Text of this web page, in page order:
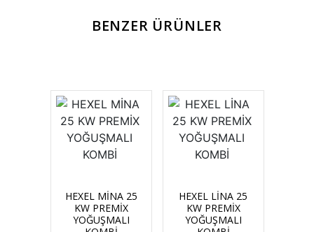
BENZER ÜRÜNLER
HEXEL MİNA 25
KW PREMİX
YOĞUŞMALI
HEXEL LİNA 25
KW PREMİX
YOĞUŞMALI